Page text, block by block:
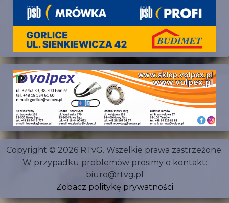
Copyright © 2026 RTvG. Wszelkie prawa zastrzeżone.
W przypadku problemów prosimy o kontakt:
biuro@rtvg.pl
Zobacz politykę prywatności